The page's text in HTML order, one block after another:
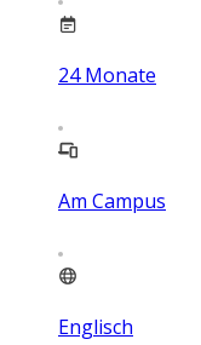
24 Monate
Am Campus
Englisch